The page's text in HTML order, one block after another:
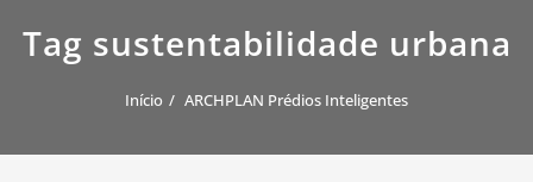
Tag sustentabilidade urbana
Início ARCHPLAN Prédios Inteligentes